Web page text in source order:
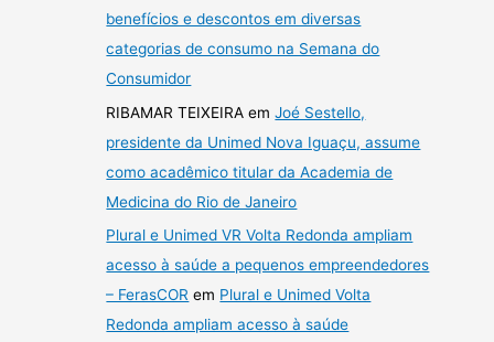
benefícios e descontos em diversas
categorias de consumo na Semana do
Consumidor
RIBAMAR TEIXEIRA emJoé Sestello,
presidente da Unimed Nova Iguaçu, assume
como acadêmico titular da Academia de
Medicina do Rio de Janeiro
Plural e Unimed VR Volta Redonda ampliam
acesso à saúde a pequenos empreendedores
– FerasCOR em Plural e Unimed Volta
Redonda ampliam acesso à saúde